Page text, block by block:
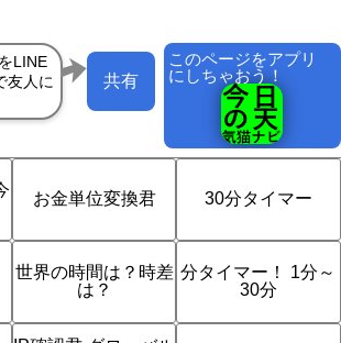
このページをアプリ
にしちゃおう！
共有
お金単位変換君 30分タイマー
世界の時間は？時差
は？
分タイマー！ 1分～
30分